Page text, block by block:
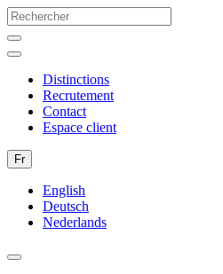
Distinctions
Recrutement
Contact
Espace client
Fr
English
Deutsch
Nederlands